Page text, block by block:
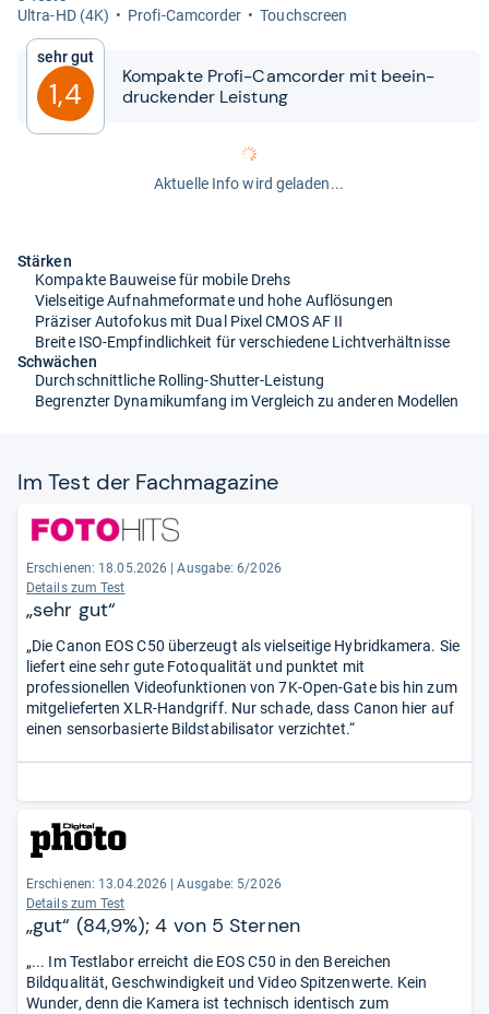
Ultra-​HD (4K)
Profi-​Cam­cor­der Touch­s­creen
Sehr gut
1,4
Kom­pakte Profi-​​Cam­cor­der mit beein­
dru­cken­der Leis­tung
Aktuelle Info wird geladen...
Stärken
Kompakte Bauweise für mobile Drehs
Vielseitige Aufnahmeformate und hohe Auflösungen
Präziser Autofokus mit Dual Pixel CMOS AF II
Breite ISO-Empfindlichkeit für verschiedene Lichtverhältnisse
Schwächen
Durchschnittliche Rolling-Shutter-Leistung
Begrenzter Dynamikumfang im Vergleich zu anderen Modellen
Im Test der Fach­ma­ga­zine
Erschienen: 18.05.2026
Ausgabe: 6/2026
Details zum Test
„sehr gut“
„Die Canon EOS C50 überzeugt als vielseitige Hybridkamera. Sie
liefert eine sehr gute Fotoqualität und punktet mit
professionellen Videofunktionen von 7K-Open-Gate bis hin zum
mitgelieferten XLR-Handgriff. Nur schade, dass Canon hier auf
einen sensorbasierte Bildstabilisator verzichtet.“
Erschienen: 13.04.2026
Ausgabe: 5/2026
Details zum Test
„gut“ (84,9%); 4 von 5 Sternen
„... Im Testlabor erreicht die EOS C50 in den Bereichen
Bildqualität, Geschwindigkeit und Video Spitzenwerte. Kein
Wunder, denn die Kamera ist technisch identisch zum